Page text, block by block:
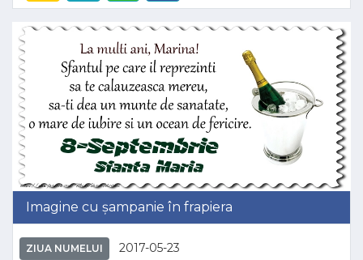
Imagine cu șampanie în frapiera
ZIUA NUMELUI 2017-05-23